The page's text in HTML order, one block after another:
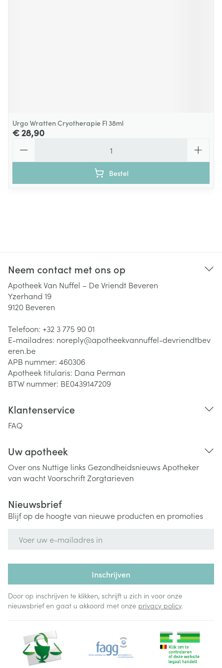
Urgo Wratten Cryotherapie Fl 38ml
€ 28,90
Bestel
Neem contact met ons op
Apotheek Van Nuffel – De Vriendt Beveren
Yzerhand 19
9120 Beveren
Telefoon: +32 3 775 90 01
E-mailadres: noreply@apotheekvannuffel-devriendtbev
eren.be
APB nummer: 460306
Apotheek titularis: Dana Perman
BTW nummer: BE0439147209
Klantenservice
FAQ
Uw apotheek
Over ons Nuttige links Gezondheidsnieuws Apotheker
van wachtVoorschriftZorgtarieven
Nieuwsbrief
Blijf op de hoogte van nieuwe producten en promoties
Inschrijven
Door op inschrijven te klikken, schrijft u zich in voor onze
nieuwsbrief en gaat u akkoord met onze privacy policy.